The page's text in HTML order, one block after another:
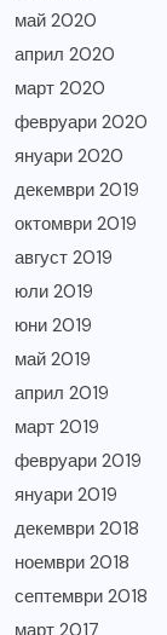
май 2020
април 2020
март 2020
февруари 2020
януари 2020
декември 2019
октомври 2019
август 2019
юли 2019
юни 2019
май 2019
април 2019
март 2019
февруари 2019
януари 2019
декември 2018
ноември 2018
септември 2018
март 2017